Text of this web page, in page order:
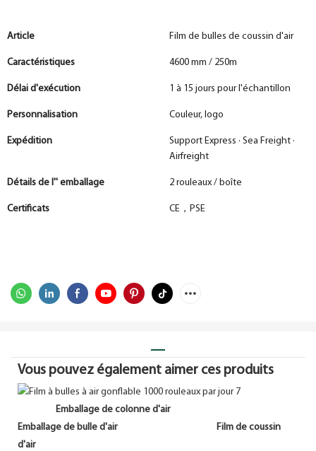
Article Film de bulles de coussin d'air
Caractéristiques 4600 mm / 250m
Délai d'exécution 1 à 15 jours pour l'échantillon
Personnalisation Couleur, logo
Expédition
Support Express · Sea Freight ·
Airfreight
Détails de l'' emballage 2 rouleaux / boîte
Certificats CE，PSE
Vous pouvez également aimer ces produits
Emballage de colonne d'air
Emballage de bulle d'air
Film de coussin
d'air